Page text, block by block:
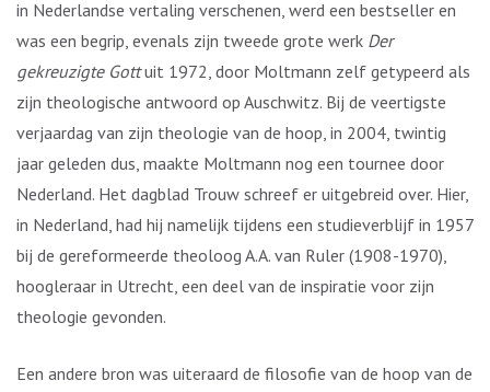
in Nederlandse vertaling verschenen, werd een bestseller en
was een begrip, evenals zijn tweede grote werk Der
gekreuzigte Gottuit 1972, door Moltmann zelf getypeerd als
zijn theologische antwoord op Auschwitz. Bij de veertigste
verjaardag van zijn theologie van de hoop, in 2004, twintig
jaar geleden dus, maakte Moltmann nog een tournee door
Nederland. Het dagblad Trouw schreef er uitgebreid over. Hier,
in Nederland, had hij namelijk tijdens een studieverblijf in 1957
bij de gereformeerde theoloog A.A. van Ruler (1908-1970),
hoogleraar in Utrecht, een deel van de inspiratie voor zijn
theologie gevonden.
Een andere bron was uiteraard de filosofie van de hoop van de